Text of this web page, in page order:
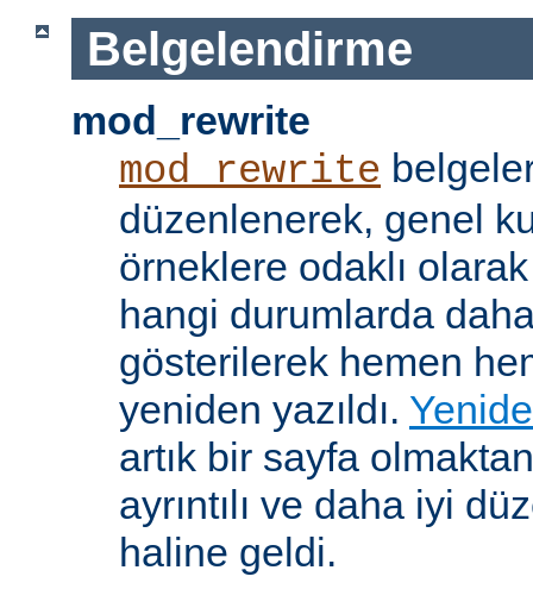
Belgelendirme
mod_rewrite
mod_rewrite
düzenlenerek, genel
örneklere odaklı
hangi durumlarda
gösterilerek hemen
yeniden yazıldı.
artık bir sayfa
ayrıntılı ve daha iyi
haline geldi.